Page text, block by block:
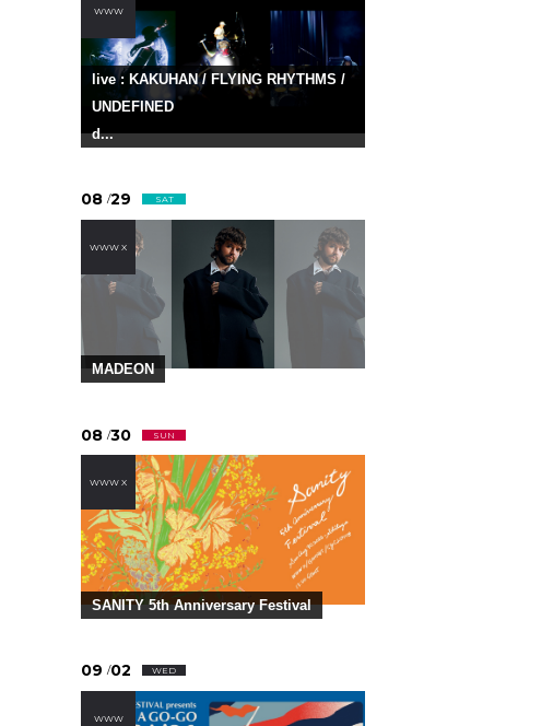
WWW
live : KAKUHAN / FLYING RHYTHMS /
UNDEFINED
d...
08 /29 SAT
WWW X
MADEON
08 /30 SUN
WWW X
SANITY 5th Anniversary Festival
09 /02 WED
WWW